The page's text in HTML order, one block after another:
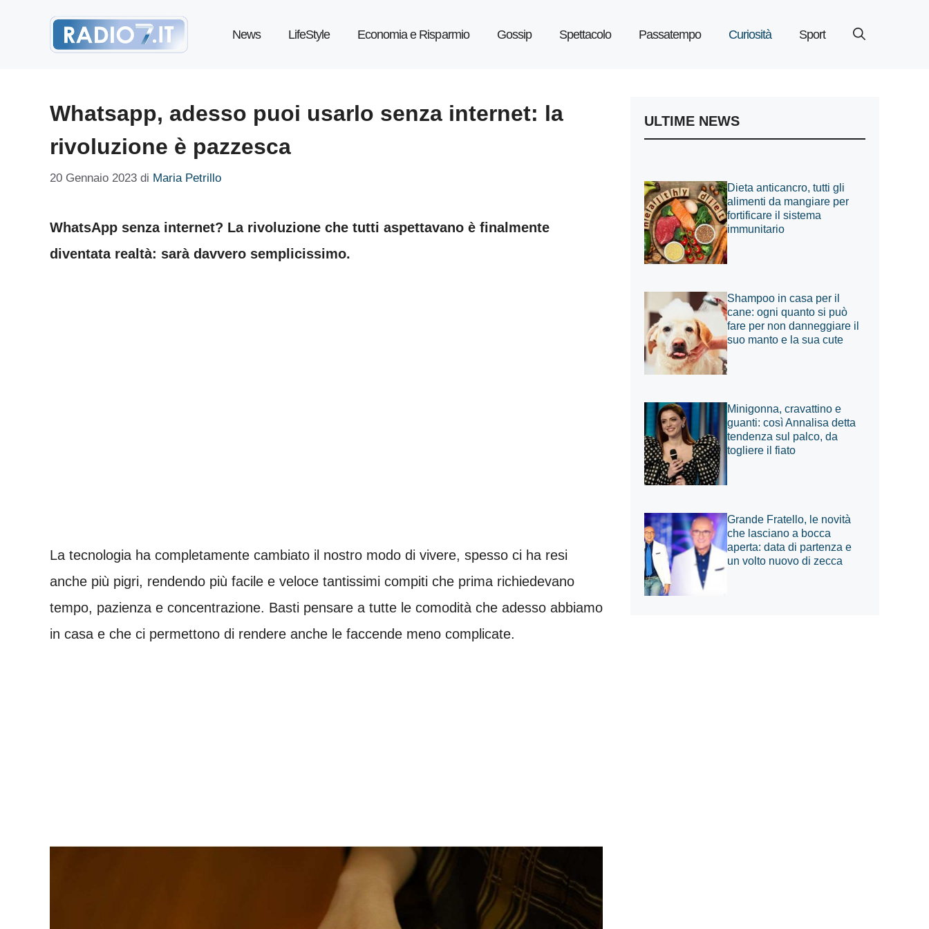
News LifeStyle Economia e Risparmio Gossip Spettacolo Passatempo Curiosità Sport
Whatsapp, adesso puoi usarlo senza internet: la
rivoluzione è pazzesca
20 Gennaio 2023 di Maria Petrillo
WhatsApp senza internet? La rivoluzione che tutti aspettavano è finalmente
diventata realtà: sarà davvero semplicissimo.
La tecnologia ha completamente cambiato il nostro modo di vivere, spesso ci ha resi
anche più pigri, rendendo più facile e veloce tantissimi compiti che prima richiedevano
tempo, pazienza e concentrazione. Basti pensare a tutte le comodità che adesso abbiamo
in casa e che ci permettono di rendere anche le faccende meno complicate.
ULTIME NEWS
Dieta anticancro, tutti gli
alimenti da mangiare per
fortificare il sistema
immunitario
Shampoo in casa per il
cane: ogni quanto si può
fare per non danneggiare il
suo manto e la sua cute
Minigonna, cravattino e
guanti: così Annalisa detta
tendenza sul palco, da
togliere il fiato
Grande Fratello, le novità
che lasciano a bocca
aperta: data di partenza e
un volto nuovo di zecca